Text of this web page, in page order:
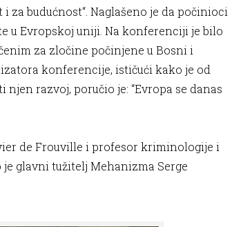
za budućnost“. Naglašeno je da počinioci
u Evropskoj uniji. Na konferenciji je bilo
za zločine počinjene u Bosni i
konferencije, ističući kako je od
razvoj, poručio je: “Evropa se danas
de Frouville i profesor kriminologije i
glavni tužitelj Mehanizma Serge